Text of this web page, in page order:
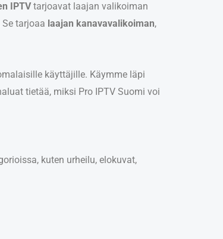
IPTVtarjoavat laajan valikoiman
tarjoaa laajan kanavavalikoiman,
käyttäjille. Käymme läpi
tietää, miksi Pro IPTV Suomi voi
kuten urheilu, elokuvat,